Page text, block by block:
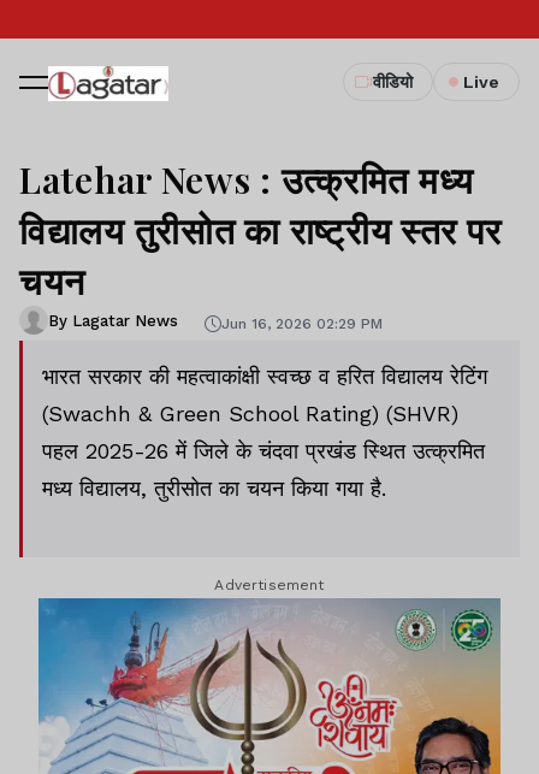
वीडियो Live
Latehar News : उत्क्रमित मध्य
विद्यालय तुरीसोत का राष्ट्रीय स्तर पर
चयन
By Lagatar News Jun 16, 2026 02:29 PM
भारत सरकार की महत्वाकांक्षी स्वच्छ व हरित विद्यालय रेटिंग
(Swachh & Green School Rating) (SHVR)
पहल 2025-26 में जिले के चंदवा प्रखंड स्थित उत्क्रमित
मध्य विद्यालय, तुरीसोत का चयन किया गया है.
Advertisement